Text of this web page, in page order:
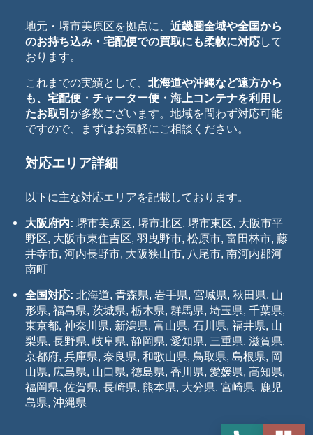
地元・堺市美原区を拠点に、 近畿圏全域や全国から
のお持ち込み・宅配便での買取にも柔軟に対応して
おります。
これまでの実績として、 北海道や沖縄など遠方から
も、宅配便・チャーター便・海上コンテナを利用し
たお取引 が多数ございます。地域を問わず対応可能
ですので、まずはお気軽にご相談ください。
対応エリア詳細
以下に主な対応エリアを記載しております。
大阪府内: 堺市美原区, 堺市北区, 堺市東区, 大阪市平
野区, 大阪市東住吉区, 羽曳野市, 松原市, 富田林市, 藤
井寺市, 河内長野市, 大阪狭山市, 八尾市, 南河内郡河
南町
全国対応: 北海道, 青森県, 岩手県, 宮城県, 秋田県, 山
形県, 福島県, 茨城県, 栃木県, 群馬県, 埼玉県, 千葉県,
東京都, 神奈川県, 新潟県, 富山県, 石川県, 福井県, 山
梨県, 長野県, 岐阜県, 静岡県, 愛知県, 三重県, 滋賀県,
京都府, 兵庫県, 奈良県, 和歌山県, 鳥取県, 島根県, 岡
山県, 広島県, 山口県, 徳島県, 香川県, 愛媛県, 高知県,
福岡県, 佐賀県, 長崎県, 熊本県, 大分県, 宮崎県, 鹿児
島県, 沖縄県